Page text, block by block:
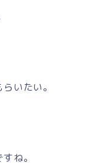
いたい。
ね。